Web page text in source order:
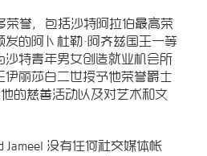
荣誉，包括沙特阿拉伯最高荣
的阿卜杜勒·阿齐兹国王一等
沙特青年男女创造就业机会所
伊丽莎白二世授予他荣誉爵士
的慈善活动以及对艺术和文
Jameel 没有任何社交媒体帐